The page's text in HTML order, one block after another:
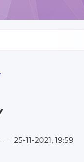
25-11-2021, 19:59